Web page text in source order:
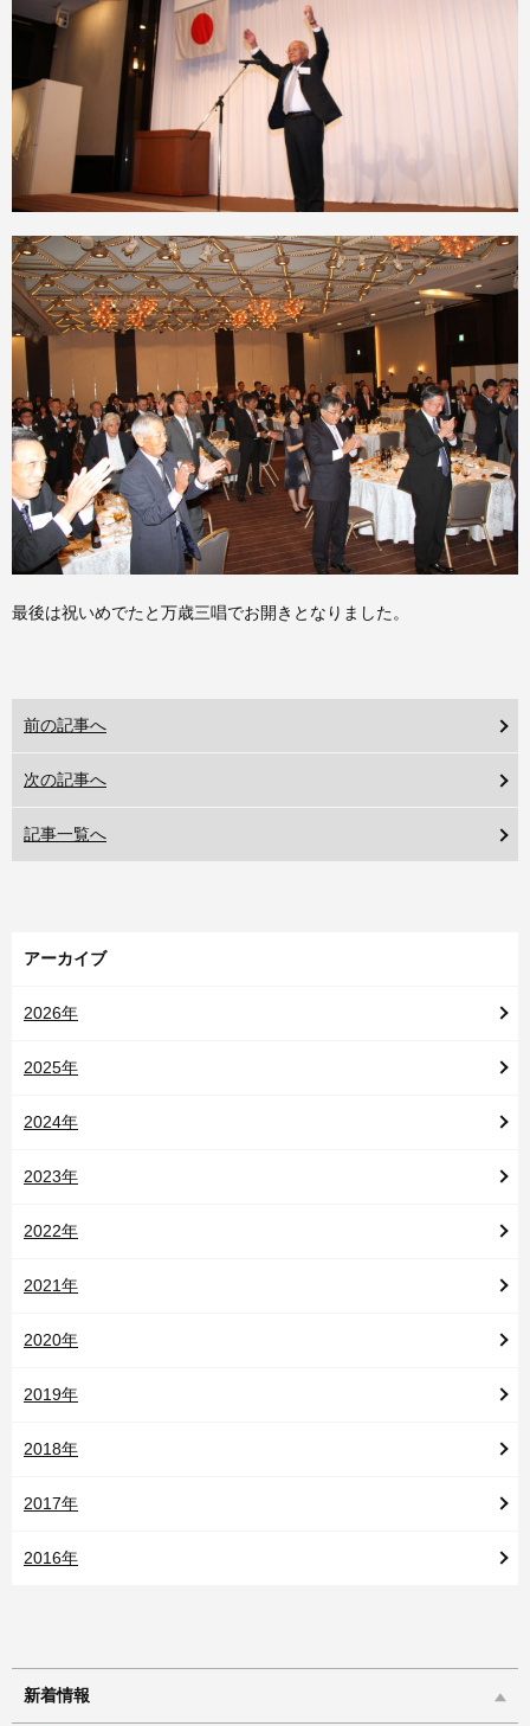
最後は祝いめでたと万歳三唱でお開きとなりました。
前の記事へ
次の記事へ
記事一覧へ
アーカイブ
2026年
2025年
2024年
2023年
2022年
2021年
2020年
2019年
2018年
2017年
2016年
新着情報